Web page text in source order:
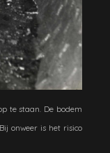
te staan. De bodem
onweer is het risico